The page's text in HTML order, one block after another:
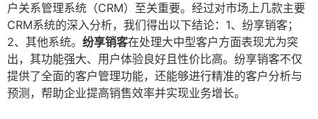
户关系管理系统（CRM）至关重要。经过对市场上几款主要
CRM系统的深入分析，我们得出以下结论：1、纷享销客；
2、其他系统。 纷享销客在处理大中型客户方面表现尤为突
出，其功能强大、用户体验良好且性价比高。纷享销客不仅
提供了全面的客户管理功能，还能够进行精准的客户分析与
预测，帮助企业提高销售效率并实现业务增长。